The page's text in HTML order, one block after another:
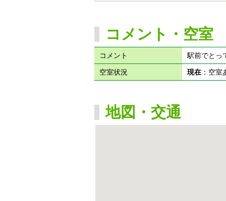
コメント・空室
コメント 駅前でとっ
空室状況 現在：空
地図・交通